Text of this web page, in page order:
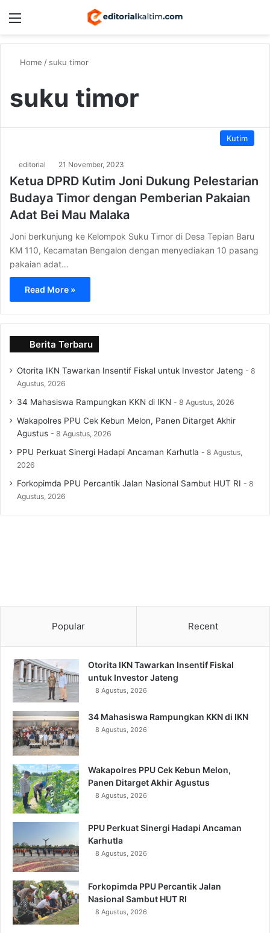
Home / suku timor
suku timor
Kutim
editorial 21 November, 2023
Ketua DPRD Kutim Joni Dukung Pelestarian
Budaya Timor dengan Pemberian Pakaian
Adat Bei Mau Malaka
Joni berkunjung ke Kelompok Suku Timor di Desa Tepian Baru
KM 110, Kecamatan Bengalon dengan menyediakan 10 pasang
pakaian adat…
Read More »
Berita Terbaru
Otorita IKN Tawarkan Insentif Fiskal untuk Investor Jateng
8
Agustus, 2026
34 Mahasiswa Rampungkan KKN di IKN 8 Agustus, 2026
Wakapolres PPU Cek Kebun Melon, Panen Ditarget Akhir
Agustus
8 Agustus, 2026
PPU Perkuat Sinergi Hadapi Ancaman Karhutla
8 Agustus,
2026
Forkopimda PPU Percantik Jalan Nasional Sambut HUT RI
8
Agustus, 2026
Popular Recent
Otorita IKN Tawarkan Insentif Fiskal
untuk Investor Jateng
8 Agustus, 2026
34 Mahasiswa Rampungkan KKN di IKN
8 Agustus, 2026
Wakapolres PPU Cek Kebun Melon,
Panen Ditarget Akhir Agustus
8 Agustus, 2026
PPU Perkuat Sinergi Hadapi Ancaman
Karhutla
8 Agustus, 2026
Forkopimda PPU Percantik Jalan
Nasional Sambut HUT RI
8 Agustus, 2026